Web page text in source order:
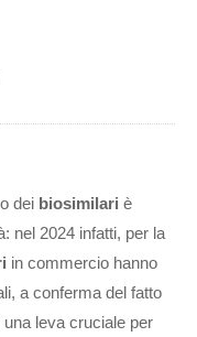
dei biosimilari è
nel 2024 infatti, per la
in commercio hanno
a conferma del fatto
leva cruciale per